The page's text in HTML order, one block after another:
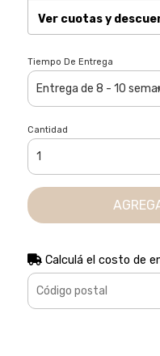
Ver cuotas y
Tiempo De Entrega
Cantidad
Calculá el costo de